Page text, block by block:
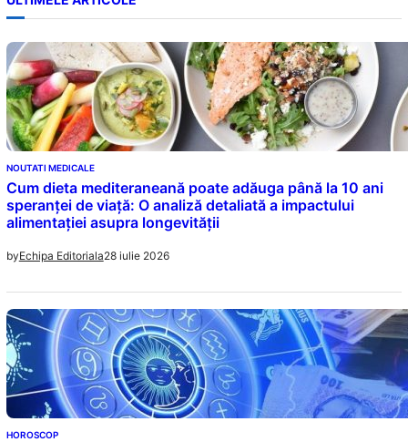
NOUTATI MEDICALE
Cum dieta mediteraneană poate adăuga până la 10 ani
speranței de viață: O analiză detaliată a impactului
alimentației asupra longevității
byEchipa Editoriala28 iulie 2026
HOROSCOP